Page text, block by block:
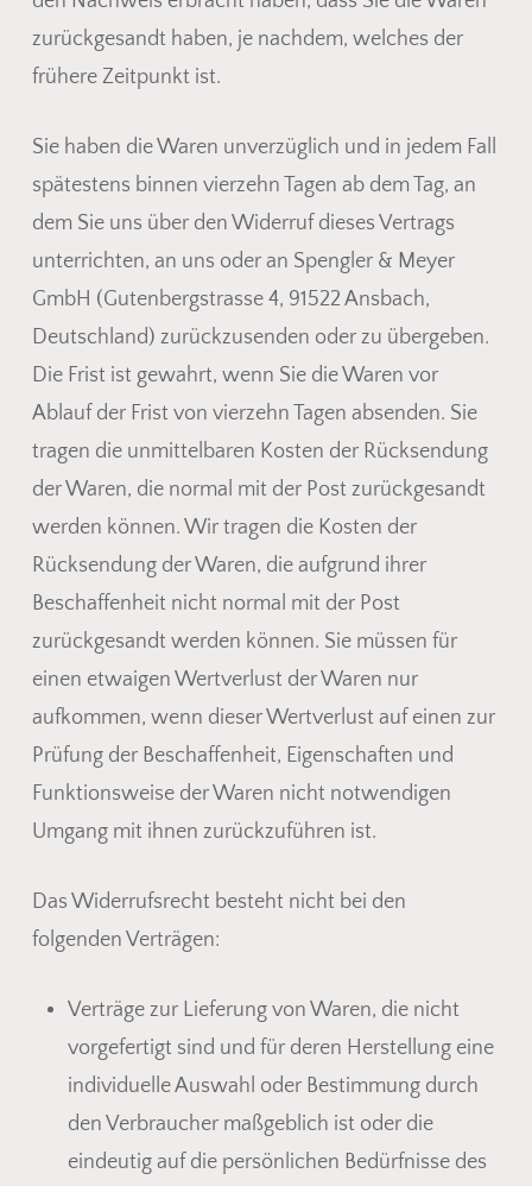
Es befinden sich keine Produkte
im Warenkorb.
Go To Shop
zurückgesandt haben, je nachdem, welches der
frühere Zeitpunkt ist.
Sie haben die Waren unverzüglich und in jedem Fall
spätestens binnen vierzehn Tagen ab dem Tag, an
dem Sie uns über den Widerruf dieses Vertrags
unterrichten, an uns oder an Spengler & Meyer
GmbH (Gutenbergstrasse 4, 91522 Ansbach,
Deutschland) zurückzusenden oder zu übergeben.
Die Frist ist gewahrt, wenn Sie die Waren vor
Ablauf der Frist von vierzehn Tagen absenden. Sie
tragen die unmittelbaren Kosten der Rücksendung
der Waren, die normal mit der Post zurückgesandt
werden können. Wir tragen die Kosten der
Rücksendung der Waren, die aufgrund ihrer
Beschaffenheit nicht normal mit der Post
zurückgesandt werden können. Sie müssen für
einen etwaigen Wertverlust der Waren nur
aufkommen, wenn dieser Wertverlust auf einen zur
Prüfung der Beschaffenheit, Eigenschaften und
Funktionsweise der Waren nicht notwendigen
Umgang mit ihnen zurückzuführen ist.
Das Widerrufsrecht besteht nicht bei den
folgenden Verträgen:
Verträge zur Lieferung von Waren, die nicht
vorgefertigt sind und für deren Herstellung eine
individuelle Auswahl oder Bestimmung durch
den Verbraucher maßgeblich ist oder die
eindeutig auf die persönlichen Bedürfnisse des